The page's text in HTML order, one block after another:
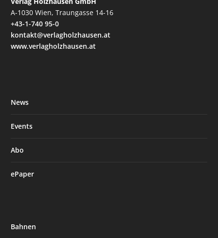
A-1030 Wien, Traungasse 14-16
+43-1-740 95-0
kontakt@verlagholzhausen.at
www.verlagholzhausen.at
News
Events
Abo
ePaper
Bahnen